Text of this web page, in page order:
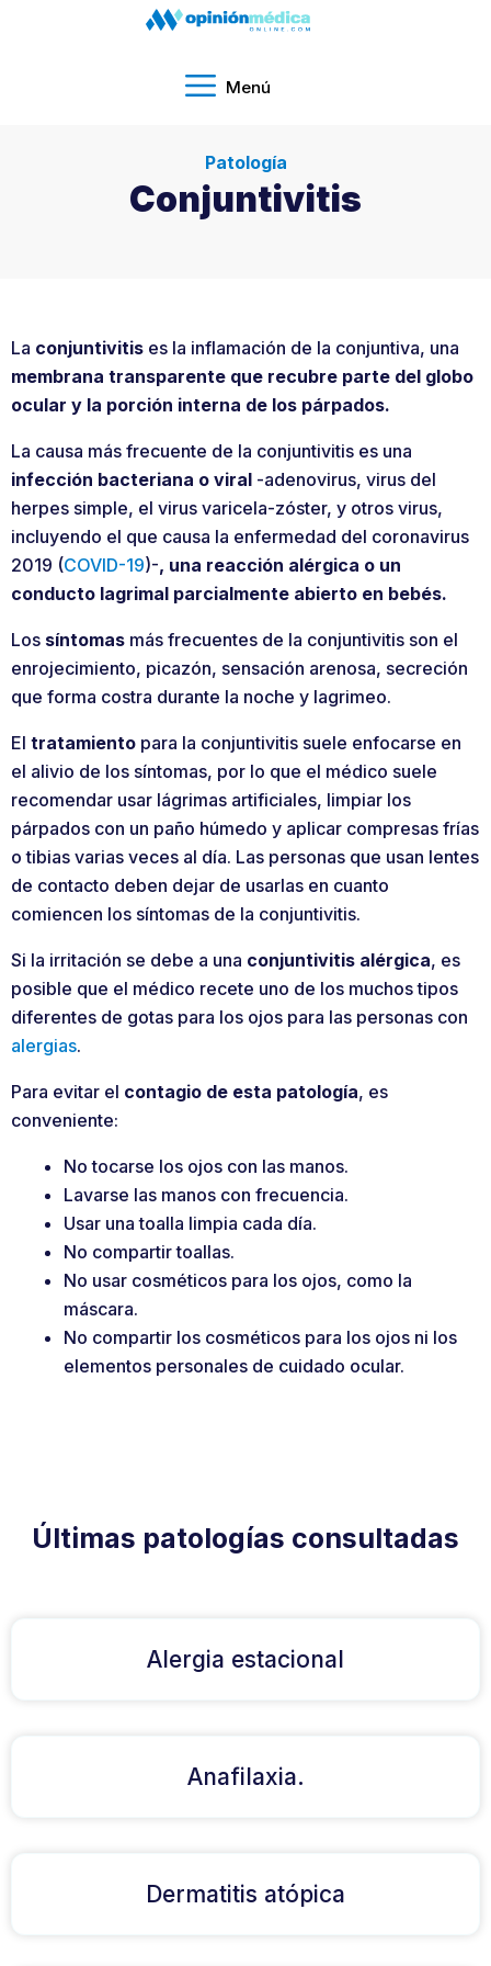
Menú
Patología
Conjuntivitis
La conjuntivitis es la inflamación de la conjuntiva, una
membrana transparente que recubre parte del globo
ocular y la porción interna de los párpados.
La causa más frecuente de la conjuntivitis es una
infección bacteriana o viral -adenovirus, virus del
herpes simple, el virus varicela-zóster, y otros virus,
incluyendo el que causa la enfermedad del coronavirus
2019 (COVID-19)-, una reacción alérgica o un
conducto lagrimal parcialmente abierto en bebés.
Los síntomas más frecuentes de la conjuntivitis son el
enrojecimiento, picazón, sensación arenosa, secreción
que forma costra durante la noche y lagrimeo.
El tratamiento para la conjuntivitis suele enfocarse en
el alivio de los síntomas, por lo que el médico suele
recomendar usar lágrimas artificiales, limpiar los
párpados con un paño húmedo y aplicar compresas frías
o tibias varias veces al día. Las personas que usan lentes
de contacto deben dejar de usarlas en cuanto
comiencen los síntomas de la conjuntivitis.
Si la irritación se debe a una conjuntivitis alérgica, es
posible que el médico recete uno de los muchos tipos
diferentes de gotas para los ojos para las personas con
alergias.
Para evitar el contagio de esta patología, es
conveniente:
No tocarse los ojos con las manos.
Lavarse las manos con frecuencia.
Usar una toalla limpia cada día.
No compartir toallas.
No usar cosméticos para los ojos, como la
máscara.
No compartir los cosméticos para los ojos ni los
elementos personales de cuidado ocular.
Últimas patologías consultadas
Alergia estacional
Anafilaxia.
Dermatitis atópica